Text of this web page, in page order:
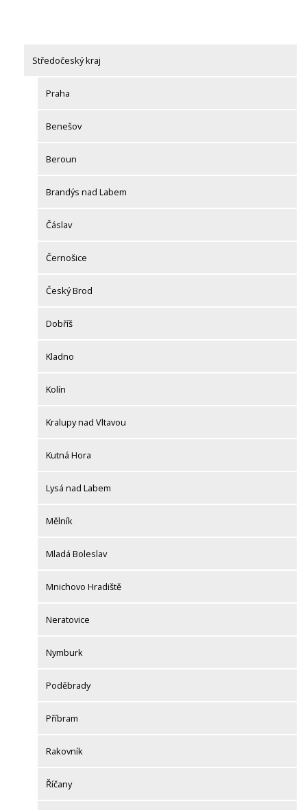
Středočeský kraj
Praha
Benešov
Beroun
Brandýs nad Labem
Čáslav
Černošice
Český Brod
Dobříš
Kladno
Kolín
Kralupy nad Vltavou
Kutná Hora
Lysá nad Labem
Mělník
Mladá Boleslav
Mnichovo Hradiště
Neratovice
Nymburk
Poděbrady
Příbram
Rakovník
Říčany